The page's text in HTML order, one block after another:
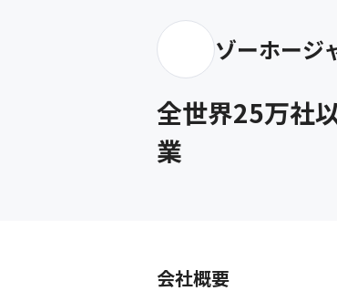
ゾーホージ
全世界25万社
業
会社概要